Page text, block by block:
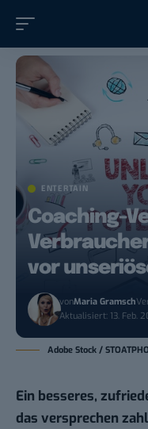
ENTERTAIN
Coaching-
vor
vonMaria Gramsch
Aktualisiert: 13. Feb.
Adobe Stock /
Ein besseres,
das versprechen